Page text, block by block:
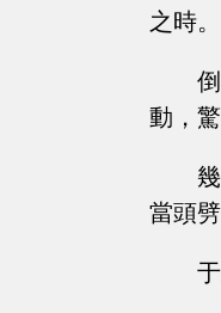
之時。
動，
當頭劈